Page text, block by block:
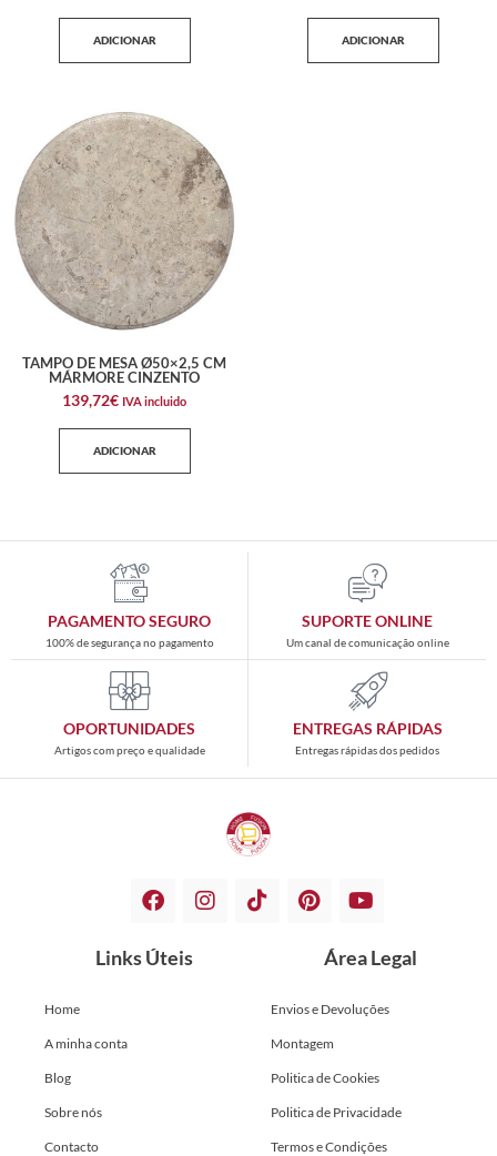
ADICIONAR ADICIONAR
TAMPO DE MESA Ø50×2,5 CM
MÁRMORE CINZENTO
139,72€ IVA incluido
ADICIONAR
PAGAMENTO SEGURO
100% de segurança no pagamento
SUPORTE ONLINE
Um canal de comunicação online
OPORTUNIDADES
Artigos com preço e qualidade
ENTREGAS RÁPIDAS
Entregas rápidas dos pedidos
Links Úteis
Home
A minha conta
Blog
Sobre nós
Contacto
Área Legal
Envios e Devoluções
Montagem
Politica de Cookies
Politica de Privacidade
Termos e Condições